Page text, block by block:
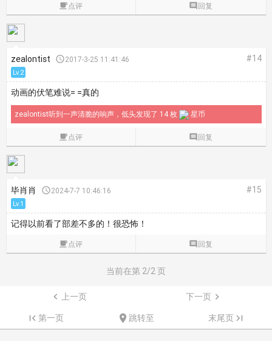
点评  回复
zealontist 2017-3-25 11:41:46 #14
Lv.2
动画的伏笔难说= =真的
zealontist听到一声清脆的响声，低头发现了 14 枚 星币
点评  回复
毕肖肖 2024-7-7 10:46:16 #15
Lv.1
记得以前看了部差不多的！很恐怖！
点评  回复
当前在第 2/2 页
 上一页 下一页
第一页 跳转至 末尾页